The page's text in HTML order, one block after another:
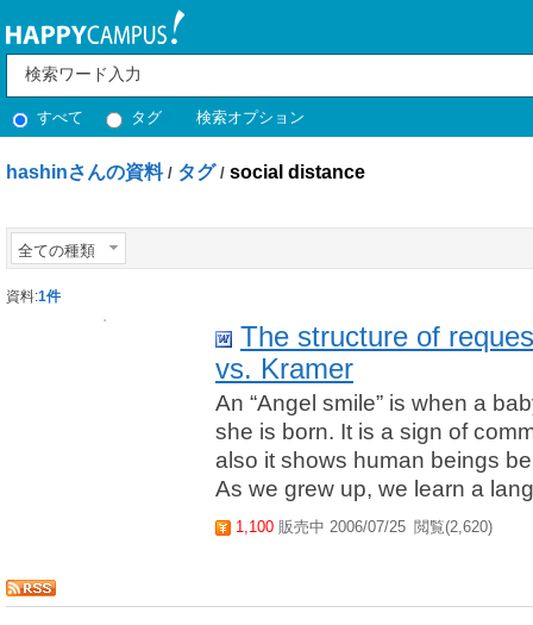
すべて タグ 検索オプション
hashinさんの資料 / タグ / social distance
全ての種類
資料:1件
The structure of
vs. Kramer
An “Angel smile” is when a
she is born. It is a sign of
also it shows human beings
As we grew up, we learn a
1,100 販売中 2006/07/25 閲覧(2,620)